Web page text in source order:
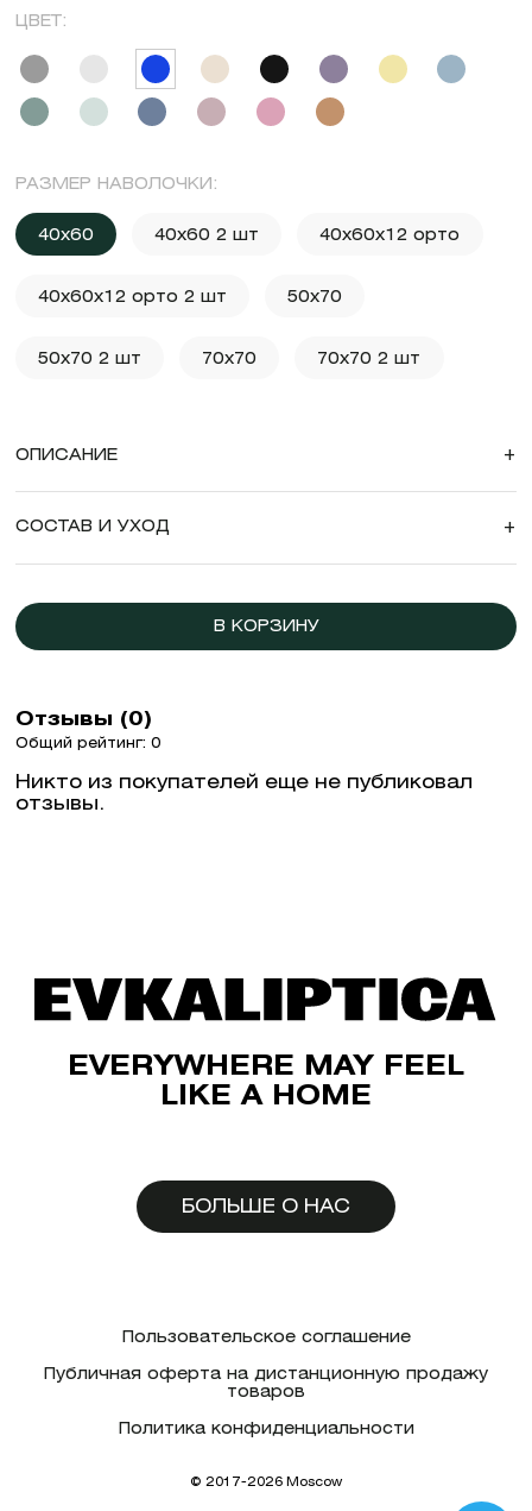
ЦВЕТ:
РАЗМЕР НАВОЛОЧКИ:
40x60 40x60 2 шт 40x60x12 орто
40x60x12 орто 2 шт 50x70
50x70 2 шт 70x70 70x70 2 шт
ОПИСАНИЕ +
СОСТАВ И УХОД +
В КОРЗИНУ
Отзывы (0)
Общий рейтинг: 0
Никто из покупателей еще не публиковал
отзывы.
EVERYWHERE MAY FEEL
LIKE A HOME
БОЛЬШЕ О НАС
Пользовательское соглашение
Публичная оферта на дистанционную продажу
товаров
Политика конфиденциальности
© 2017-2026 Moscow